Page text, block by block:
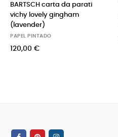
BARTSCH carta da parati
vichy lovely gingham
(lavender)
PAPEL PINTADO
120,00 €